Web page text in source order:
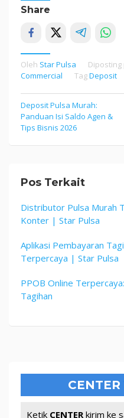
Share
Oleh Star Pulsa Diposting
Commercial
TagDeposit
Navigasi
pos
Deposit Pulsa Murah:
Panduan Isi Saldo Agen &
Tips Bisnis 2026
Pos Terkait
Distributor Pulsa Murah
Konter | Star Pulsa
Aplikasi Pembayaran
Terpercaya | Star Pulsa
PPOB Online
Tagihan
Ketik CENTER kirim ke